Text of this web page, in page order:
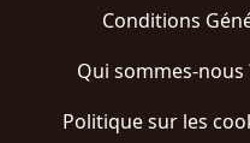
Conditions
Qui sommes-nous
Politique sur les